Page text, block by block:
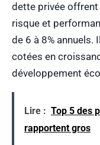
dette privée
risque et
de 6 à 8%
cotées en
développement
Lire : Top 5 des
rapportent gros